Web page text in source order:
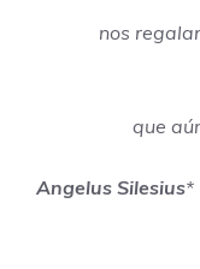
nos
que aún
Angelus Silesius*